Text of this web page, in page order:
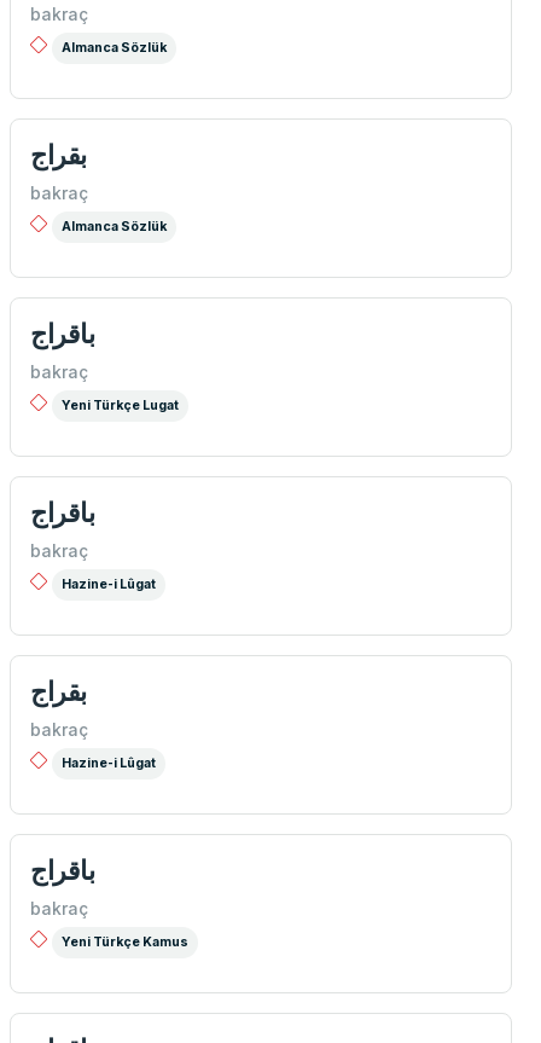
bakraç
Almanca Sözlük
بقراج
bakraç
Almanca Sözlük
باقراج
bakraç
Yeni Türkçe Lugat
باقراج
bakraç
Hazine-i Lûgat
بقراج
bakraç
Hazine-i Lûgat
باقراج
bakraç
Yeni Türkçe Kamus